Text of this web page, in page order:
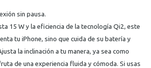
sin pausa.
15 W y la eficiencia de la tecnología Qi2, este
tu iPhone, sino que cuida de su batería y
la inclinación a tu manera, ya sea como
de una experiencia fluida y cómoda. Si usas